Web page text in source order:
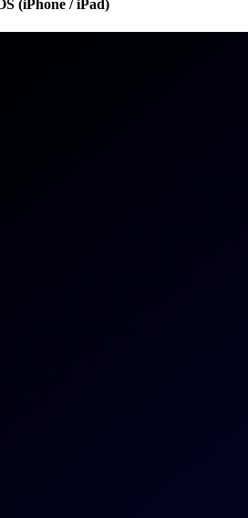
(iPhone / iPad)